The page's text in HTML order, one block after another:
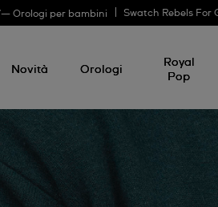
— Orologi per bambini Swatch Rebels For
Novità Orologi
Royal
Pop